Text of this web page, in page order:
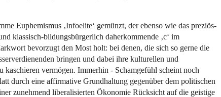
Euphemismus ‚Infoelite‘ gemünzt, der ebenso wie das preziös-
klassisch-bildungsbürgerlich daherkommende ‚c‘ im
bevorzugt den Most holt: bei denen, die sich so gerne die
bringen und dabei ihre kulturellen und
vermögen. Immerhin - Schamgefühl scheint noch
durch eine affirmative Grundhaltung gegenüber dem politischen
zunehmend liberalisierten Ökonomie Rücksicht auf die geistige